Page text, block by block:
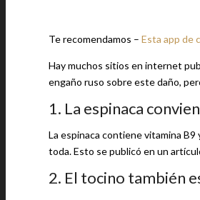
Te recomendamos – Esta app de
Hay muchos sitios en internet
engaño ruso sobre este daño,
1. La espinaca
La espinaca contiene vitamina
toda. Esto se publicó en un
2. El tocino también